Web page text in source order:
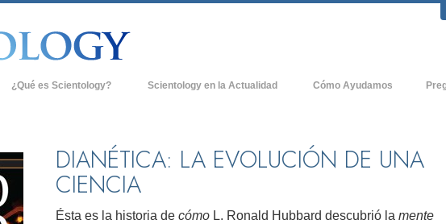
¿Qué es Scientology?
Credos y Códigos de Scientology
Qué dicen los Scientologists acerca de
Scientology
Conoce a un Scientologist
Scientology en la Actualidad
Base en Tierra de Flag
Cómo Ayudamos
DIANÉTICA: LA EVOLUCIÓN DE UNA
CIENCIA
Ésta es la historia de cómo L. Ronald Hubbard descubrió la mente